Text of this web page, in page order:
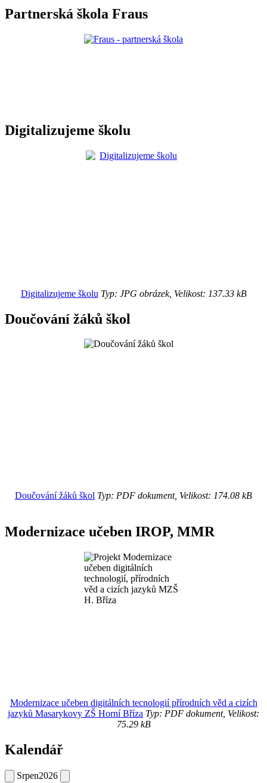
Partnerská škola Fraus
Digitalizujeme školu
Digitalizujeme školu Typ: JPG obrázek, Velikost: 137.33 kB
Doučování žáků škol
Doučování žáků škol Typ: PDF dokument, Velikost: 174.08 kB
Modernizace učeben IROP, MMR
Modernizace učeben digitálních tecnologií přírodních věd a cizích
jazyků Masarykovy ZŠ Horní Bříza Typ: PDF dokument, Velikost:
75.29 kB
Kalendář
Srpen2026